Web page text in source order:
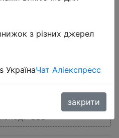
with 3-Way
Party
"SS8"
з різних джерел
УкраїнаЧат Аліекспресс
закрити